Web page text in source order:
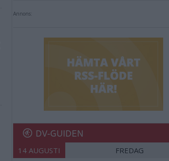
Annons:
DV-GUIDEN
14 AUGUSTI FREDAG